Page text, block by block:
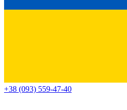
+38 (093) 559-47-40